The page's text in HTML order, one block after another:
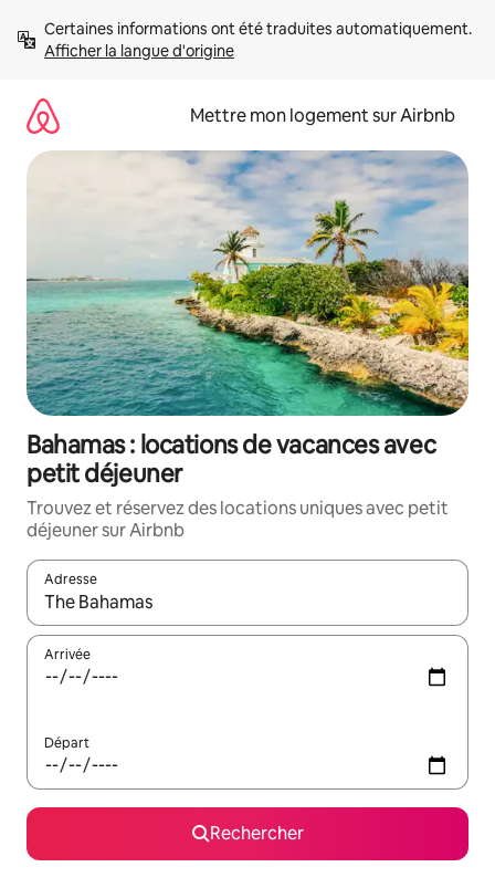
directement
Afficher la langue d'origine
Mettre mon logement sur Airbnb
Bahamas : locations de vacances avec
petit déjeuner
Trouvez et réservez des locations uniques avec petit
déjeuner sur Airbnb
Adresse
Lorsque les résultats s'affichent, utilisez les flèches vers le
Arrivée
Départ
Rechercher